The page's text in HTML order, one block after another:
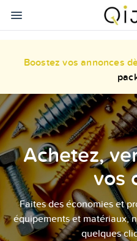
Boostez vos annonces
Achetez,
vos
Faites des économies et
équipements et matériaux,
quelques